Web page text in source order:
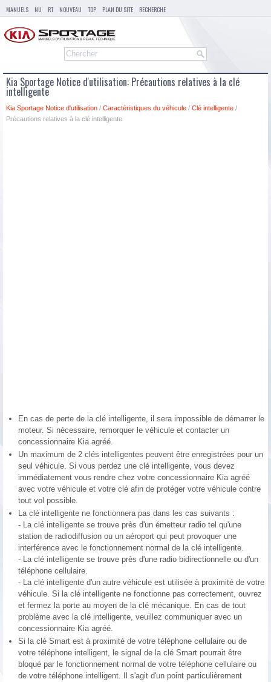
MANUELS NU RT NOUVEAU TOP PLAN DU SITE RECHERCHE
Kia Sportage Notice d'utilisation: Précautions relatives à la clé
intelligente
Kia Sportage Notice d'utilisation / Caractéristiques du véhicule / Clé intelligente /
Précautions relatives à la clé intelligente
En cas de perte de la clé intelligente, il sera impossible de démarrer le
moteur. Si nécessaire, remorquer le véhicule et contacter un
concessionnaire Kia agréé.
Un maximum de 2 clés intelligentes peuvent être enregistrées pour un
seul véhicule. Si vous perdez une clé intelligente, vous devez
immédiatement vous rendre chez votre concessionnaire Kia agréé
avec votre véhicule et votre clé afin de protéger votre véhicule contre
tout vol possible.
La clé intelligente ne fonctionnera pas dans les cas suivants :
- La clé intelligente se trouve près d'un émetteur radio tel qu'une
station de radiodiffusion ou un aéroport qui peut provoquer une
interférence avec le fonctionnement normal de la clé intelligente.
- La clé intelligente se trouve près d'une radio bidirectionnelle ou d'un
téléphone cellulaire.
- La clé intelligente d'un autre véhicule est utilisée à proximité de votre
véhicule. Si la clé intelligente ne fonctionne pas correctement, ouvrez
et fermez la porte au moyen de la clé mécanique. En cas de tout
problème avec la clé intelligente, veuillez communiquer avec un
concessionnaire Kia agréé.
Si la clé Smart est à proximité de votre téléphone cellulaire ou de
votre téléphone intelligent, le signal de la clé Smart pourrait être
bloqué par le fonctionnement normal de votre téléphone cellulaire ou
de votre téléphone intelligent. Il s'agit d'un point particulièrement